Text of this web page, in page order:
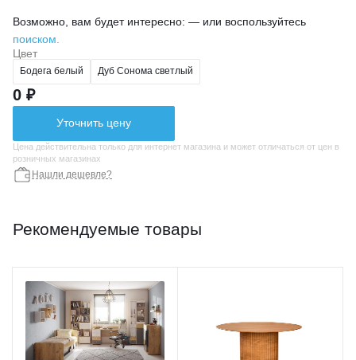
Возможно, вам будет интересно: — или воспользуйтесь
поиском.
Цвет
Бодега белый Дуб Сонома светлый
0 ₽
Уточнить цену
Цена действительна только для интернет магазина и может отличаться от цен в
розничных магазинах
Нашли дешевле?
Рекомендуемые товары